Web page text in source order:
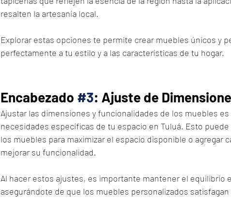
resalten la artesanía local.
Explorar estas opciones te permite crear muebles únicos y
perfectamente a tu estilo y a las características de tu hogar.
Encabezado #3: Ajuste de
Ajustar las dimensiones y funcionalidades de los muebles
necesidades específicas de tu espacio en Tuluá. Esto
los muebles para maximizar el espacio disponible o agregar
mejorar su funcionalidad.
Al hacer estos ajustes, es importante mantener el equilibrio
asegurándote de que los muebles personalizados